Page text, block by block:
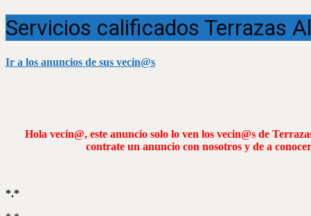
Servicios calificados Terrazas
Ir a los anuncios de sus vecin@s
Hola vecin@, este anuncio solo lo ven los vecin@s de
contrate un anuncio con nosotros y de a
*.*